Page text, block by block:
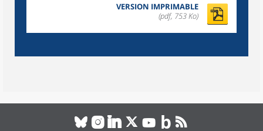
VERSION IMPRIMABLE
(pdf, 753 Ko)